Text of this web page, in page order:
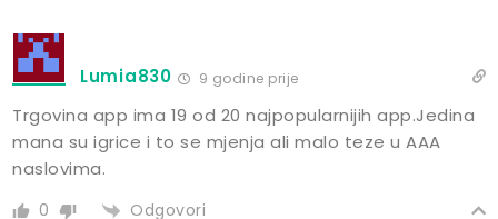
Lumia830 9 godine prije
Trgovina app ima 19 od 20 najpopularnijih app.Jedina
mana su igrice i to se mjenja ali malo teze u AAA
naslovima.
0 Odgovori